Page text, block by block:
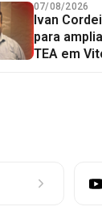
07/08/2026
Ivan
para
TEA em